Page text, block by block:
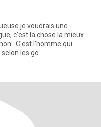
je voudrais une
c'est la chose la mieux
les go